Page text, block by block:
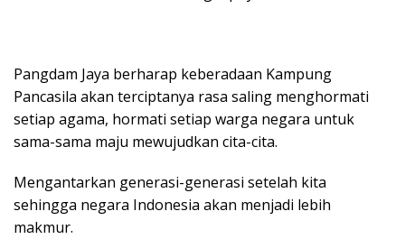
Pangdam Jaya berharap keberadaan Kampung
Pancasila akan terciptanya rasa saling menghormati
setiap agama, hormati setiap warga negara untuk
sama-sama maju mewujudkan cita-cita.
Mengantarkan generasi-generasi setelah kita
sehingga negara Indonesia akan menjadi lebih
makmur.